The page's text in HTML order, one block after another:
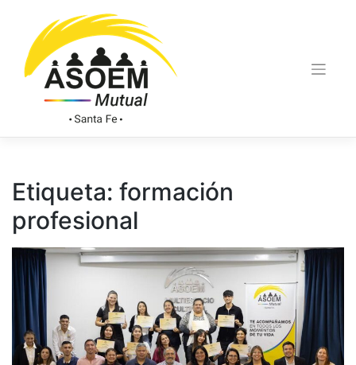
Etiqueta: formación
profesional